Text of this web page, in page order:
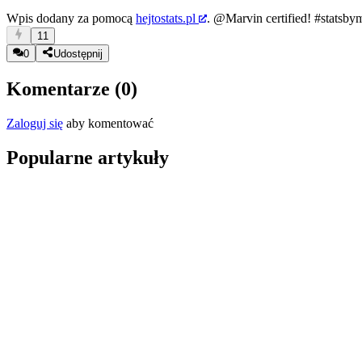
Wpis dodany za pomocą hejtostats.pl . @Marvin certified!
11
0
Udostępnij
Komentarze (0)
Zaloguj się aby komentować
Popularne artykuły